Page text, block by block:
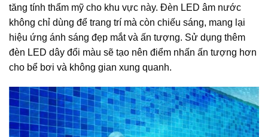
tăng tính thẩm mỹ cho khu vực này. Đèn LED âm nước
không chỉ dùng để trang trí mà còn chiếu sáng, mang lại
hiệu ứng ánh sáng đẹp mắt và ấn tượng. Sử dụng thêm
đèn LED dây đổi màu sẽ tạo nên điểm nhấn ấn tượng hơn
cho bể bơi và không gian xung quanh.